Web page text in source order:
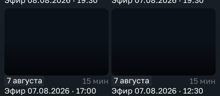
7 августа
15 мин
Эфир 07.08.2026 · 17:00
7 августа
15 мин
Эфир 07.08.2026 · 12:30